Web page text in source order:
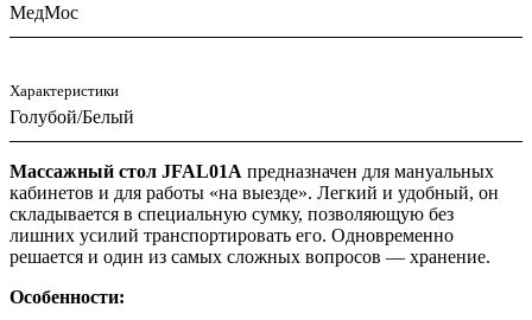
МедМос
Характеристики
Голубой/Белый
Массажный стол JFAL01A предназначен для мануальных
кабинетов и для работы «на выезде». Легкий и удобный, он
складывается в специальную сумку, позволяющую без
лишних усилий транспортировать его. Одновременно
решается и один из самых сложных вопросов — хранение.
Особенности: